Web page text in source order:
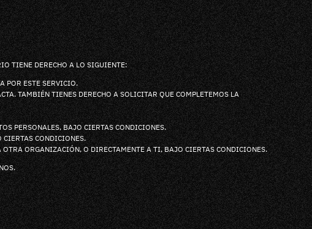
TIENE DERECHO A LO SIGUIENTE:
POR ESTE SERVICIO.
TAMBIÉN TIENES DERECHO A SOLICITAR QUE COMPLETEMOS LA
PERSONALES, BAJO CIERTAS CONDICIONES.
CIERTAS CONDICIONES.
ORGANIZACIÓN, O DIRECTAMENTE A TI, BAJO CIERTAS CONDICIONES.